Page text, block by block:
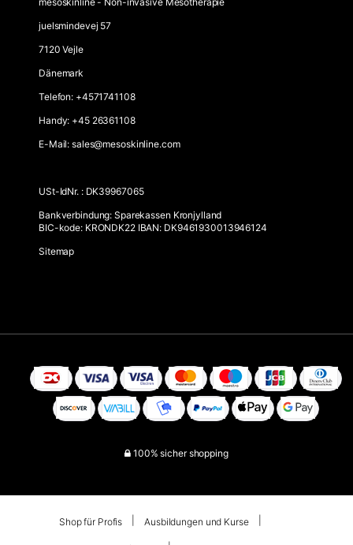
juelsmindevej 57
7120 Vejle
Dänemark
Telefon: +4571741108
Handy: +45 26361108
E-Mail: sales@mesoskinline.com
USt-IdNr. :DK39967065
Bankverbindung: Sparekassen Kronjylland
BIC-kode: KRONDK22 IBAN: DK9461930013946124
Sitemap
100% sicher shopping
Shop für Profis Ausbildungen und Kurse